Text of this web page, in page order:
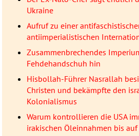
Ukraine
Aufruf zu einer
antiimperialistischen
Zusammenbrechendes
Fehdehandschuh hin
Hisbollah-Führer Nasrallah
Christen und bekämpfte den
Kolonialismus
Warum kontrollieren die USA
irakischen Öleinnahmen bis